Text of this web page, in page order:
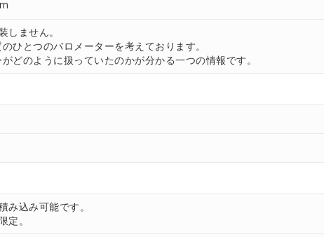
しません。
ひとつのバロメーターを考えております。
どのように扱っていたのかが分かる一つの情報です。
み込み可能です。
定。